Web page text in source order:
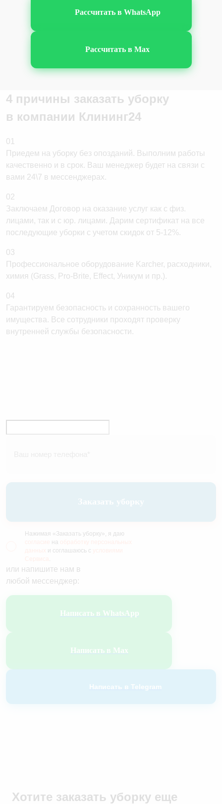
Подъездов после ремонта
Рассчитать в WhatsApp
Рассчитать в Max
4 причины заказать уборку
в компании Клининг24
01
Приедем на уборку без опозданий. Выполним работы
качественно и в срок. Ваш менеджер будет на связи с
вами 24\7 в мессенджерах.
02
Заключаем Договор на оказание услуг как с физ.
лицами, так и с юр. лицами. Дарим сертификат на все
последующие уборки с учетом скидок от 5-12%.
03
Профессиональное оборудование Karcher, расходники,
химия (Grass, Pro-Brite, Effect, Уникум и пр.).
04
Гарантируем безопасность и сохранность вашего
имущества. Все сотрудники проходят проверку
внутренней службы безопасности.
Заказать уборку
Нажимая «Заказать уборку», я даю
на
и соглашаюсь с
или напишите нам в
любой мессенджер:
Написать в WhatsApp
Написать в Max
Написать в Telegram
Хотите заказать уборку еще